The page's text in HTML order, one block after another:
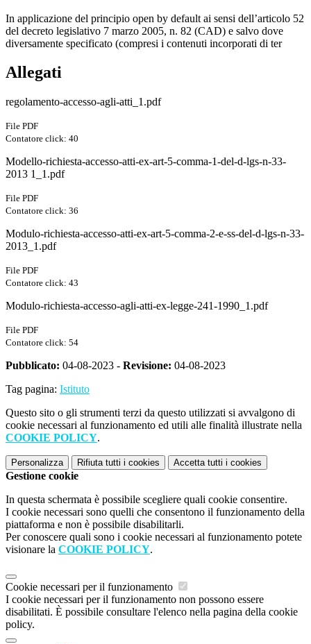
In applicazione del principio open by default ai sensi dell’articolo 52
del decreto legislativo 7 marzo 2005, n. 82 (CAD) e salvo dove
diversamente specificato (compresi i contenuti incorporati di ter
Allegati
regolamento-accesso-agli-atti_1.pdf
File PDF
Contatore click: 40
Modello-richiesta-accesso-atti-ex-art-5-comma-1-del-d-lgs-n-33-
2013 1_1.pdf
File PDF
Contatore click: 36
Modulo-richiesta-accesso-atti-ex-art-5-comma-2-e-ss-del-d-lgs-n-33-
2013_1.pdf
File PDF
Contatore click: 43
Modulo-richiesta-accesso-agli-atti-ex-legge-241-1990_1.pdf
File PDF
Contatore click: 54
Pubblicato: 04-08-2023 - Revisione: 04-08-2023
Tag pagina: Istituto
Questo sito o gli strumenti terzi da questo utilizzati si avvalgono di
cookie necessari al funzionamento ed utili alle finalità illustrate nella
COOKIE POLICY.
Personalizza Rifiuta tutti i cookies Accetta tutti i cookies
Gestione cookie
In questa schermata è possibile scegliere quali cookie consentire.
I cookie necessari sono quelli che consentono il funzionamento della
piattaforma e non è possibile disabilitarli.
Per conoscere quali sono i cookie necessari al funzionamento potete
visionare la COOKIE POLICY.
Cookie necessari per il funzionamento
I cookie necessari per il funzionamento non possono essere
disabilitati. È possibile consultare l'elenco nella pagina della cookie
policy.